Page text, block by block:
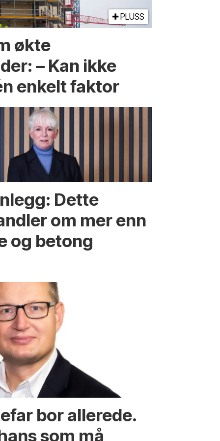
PLUSS
økte
– Kan ikke
enkelt faktor
Dette
om mer enn
og betong
bor allerede.
som må